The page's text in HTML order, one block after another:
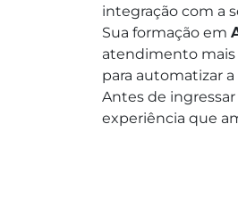
integração com a
Sua formação em
atendimento mais
para automatizar
Antes de
experiência que